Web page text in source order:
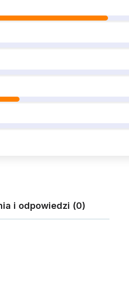
i odpowiedzi (0)